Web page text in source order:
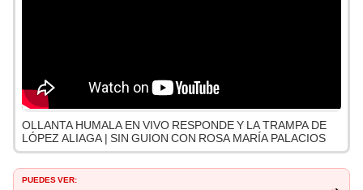
OLLANTA HUMALA EN VIVO RESPONDE Y LA TRAMPA DE
LÓPEZ ALIAGA | SIN GUION CON ROSA MARÍA PALACIOS
PUEDES VER: